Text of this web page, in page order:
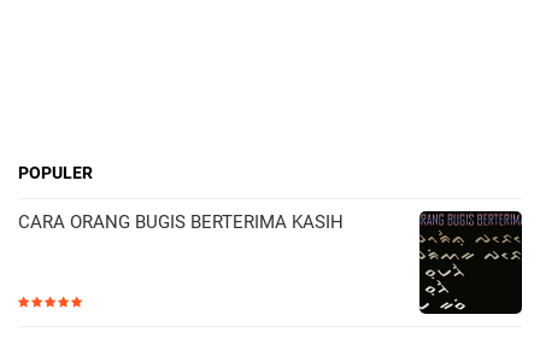
POPULER
CARA ORANG BUGIS BERTERIMA KASIH